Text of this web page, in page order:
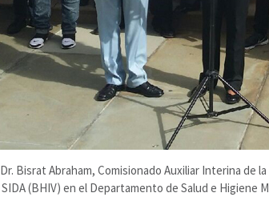
Dr. Bisrat Abraham, Comisionado Auxiliar Interina de
SIDA (BHIV) en el Departamento de Salud e Higiene